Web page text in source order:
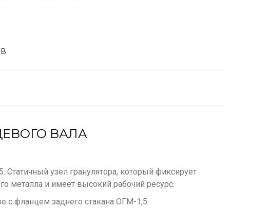
ВАЛА
Статичный узел гранулятора, который фиксирует
металла и имеет высокий рабочий ресурс.
с фланцем заднего стакана ОГМ-1,5.